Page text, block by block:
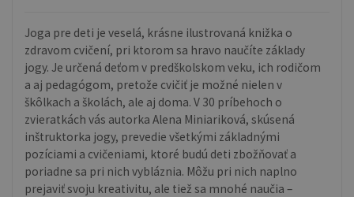
Joga pre deti je veselá, krásne ilustrovaná knižka o
zdravom cvičení, pri ktorom sa hravo naučíte základy
jogy. Je určená deťom v predškolskom veku, ich rodičom
a aj pedagógom, pretože cvičiť je možné nielen v
škôlkach a školách, ale aj doma. V 30 príbehoch o
zvieratkách vás autorka Alena Miniariková, skúsená
inštruktorka jogy, prevedie všetkými základnými
pozíciami a cvičeniami, ktoré budú deti zbožňovať a
poriadne sa pri nich vybláznia. Môžu pri nich naplno
prejaviť svoju kreativitu, ale tiež sa mnohé naučia –